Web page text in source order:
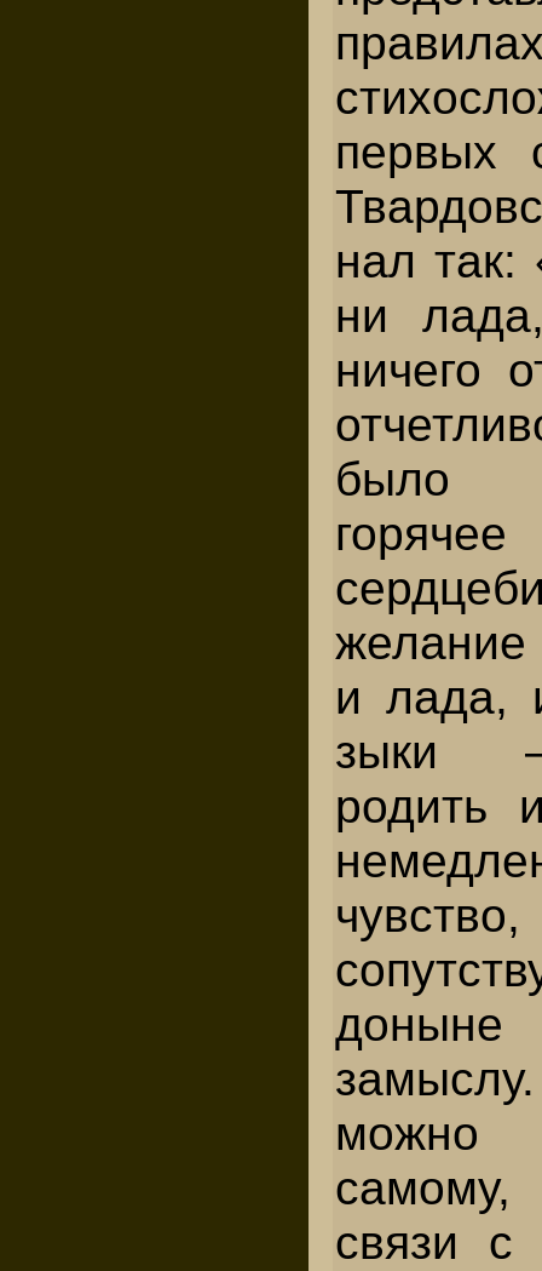
первых
нал
ни
ничего
было
желание
и лада,
зыки
родить
чувство,
можно
связи с